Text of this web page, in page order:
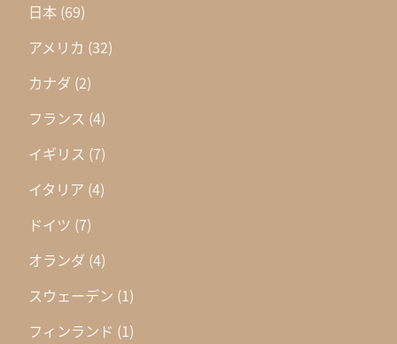
日本 (69)
アメリカ (32)
カナダ (2)
フランス (4)
イギリス (7)
イタリア (4)
ドイツ (7)
オランダ (4)
スウェーデン (1)
フィンランド (1)